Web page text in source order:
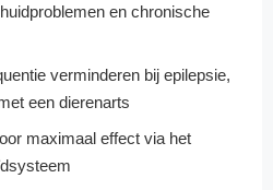
en chronische
verminderen bij epilepsie,
een dierenarts
maximaal effect via het